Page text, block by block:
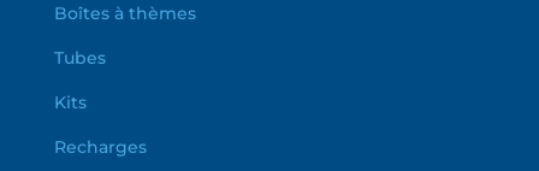
Boîtes à thèmes
Tubes
Kits
Recharges